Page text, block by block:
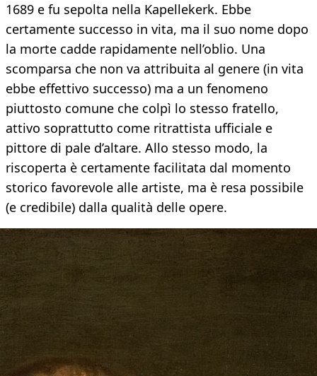
1689 e fu sepolta nella Kapellekerk. Ebbe
certamente successo in vita, ma il suo nome dopo
la morte cadde rapidamente nell’oblio. Una
scomparsa che non va attribuita al genere (in vita
ebbe effettivo successo) ma a un fenomeno
piuttosto comune che colpì lo stesso fratello,
attivo soprattutto come ritrattista ufficiale e
pittore di pale d’altare. Allo stesso modo, la
riscoperta è certamente facilitata dal momento
storico favorevole alle artiste, ma è resa possibile
(e credibile) dalla qualità delle opere.